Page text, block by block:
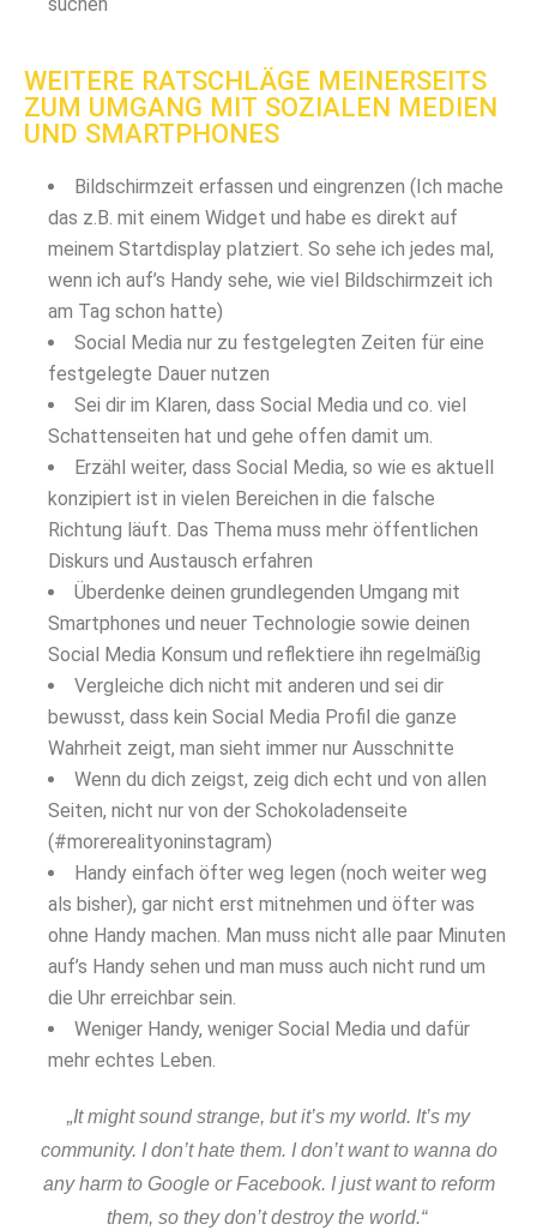
WEITERE RATSCHLÄGE MEINERSEITS
ZUM UMGANG MIT SOZIALEN MEDIEN
UND SMARTPHONES
Bildschirmzeit erfassen und eingrenzen (Ich mache
das z.B. mit einem Widget und habe es direkt auf
meinem Startdisplay platziert. So sehe ich jedes mal,
wenn ich auf’s Handy sehe, wie viel Bildschirmzeit ich
am Tag schon hatte)
Social Media nur zu festgelegten Zeiten für eine
festgelegte Dauer nutzen
Sei dir im Klaren, dass Social Media und co. viel
Schattenseiten hat und gehe offen damit um.
Erzähl weiter, dass Social Media, so wie es aktuell
konzipiert ist in vielen Bereichen in die falsche
Richtung läuft. Das Thema muss mehr öffentlichen
Diskurs und Austausch erfahren
Überdenke deinen grundlegenden Umgang mit
Smartphones und neuer Technologie sowie deinen
Social Media Konsum und reflektiere ihn regelmäßig
Vergleiche dich nicht mit anderen und sei dir
bewusst, dass kein Social Media Profil die ganze
Wahrheit zeigt, man sieht immer nur Ausschnitte
Wenn du dich zeigst, zeig dich echt und von allen
Seiten, nicht nur von der Schokoladenseite
(#morerealityoninstagram)
Handy einfach öfter weg legen (noch weiter weg
als bisher), gar nicht erst mitnehmen und öfter was
ohne Handy machen. Man muss nicht alle paar Minuten
auf’s Handy sehen und man muss auch nicht rund um
die Uhr erreichbar sein.
Weniger Handy, weniger Social Media und dafür
mehr echtes Leben.
„It might sound strange, but it’s my world. It’s my
community. I don’t hate them. I don’t want to wanna do
any harm to Google or Facebook. I just want to reform
them, so they don’t destroy the world.“